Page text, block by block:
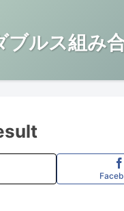
ブルス組み